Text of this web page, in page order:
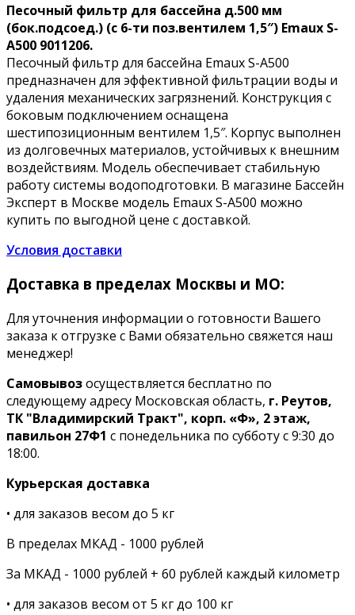
Песочный фильтр для бассейна д.500 мм
(бок.подсоед.) (с 6-ти поз.вентилем 1,5″) Emaux S-
A500 9011206.
Песочный фильтр для бассейна Emaux S-A500
предназначен для эффективной фильтрации воды и
удаления механических загрязнений. Конструкция с
боковым подключением оснащена
шестипозиционным вентилем 1,5″. Корпус выполнен
из долговечных материалов, устойчивых к внешним
воздействиям. Модель обеспечивает стабильную
работу системы водоподготовки. В магазине Бассейн
Эксперт в Москве модель Emaux S-A500 можно
купить по выгодной цене с доставкой.
Условия доставки
Доставка в пределах Москвы и МО:
Для уточнения информации о готовности Вашего
заказа к отгрузке с Вами обязательно свяжется наш
менеджер!
Самовывозосуществляется бесплатно по
следующему адресу Московская область, г. Реутов,
ТК "Владимирский Тракт", корп. «Ф», 2 этаж,
павильон 27Ф1 с понедельника по субботу с 9:30 до
18:00.
Курьерская доставка
• для заказов весом до 5 кг
В пределах МКАД - 1000 рублей
За МКАД - 1000 рублей + 60 рублей каждый километр
• для заказов весом от 5 кг до 100 кг